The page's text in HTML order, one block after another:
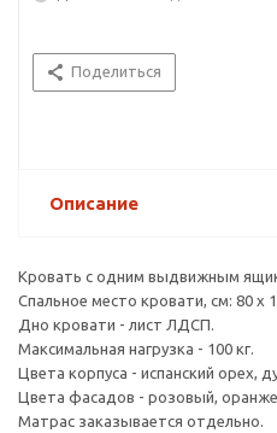
Поделиться
Описание
Кровать с одним выдвижным
Спальное место кровати, см: 80 х
Дно кровати - лист ЛДСП.
Максимальная нагрузка - 100 кг.
Цвета корпуса - испанский орех,
Цвета фасадов - розовый,
Матрас заказывается отдельно.